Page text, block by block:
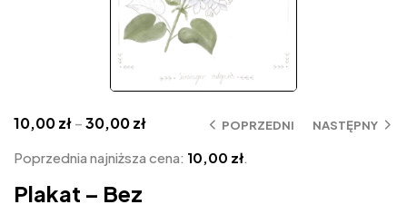
POPRZEDNI NASTĘPNY
10,00zł–30,00zł
Poprzednia najniższa cena: 10,00 zł.
Plakat – Bez